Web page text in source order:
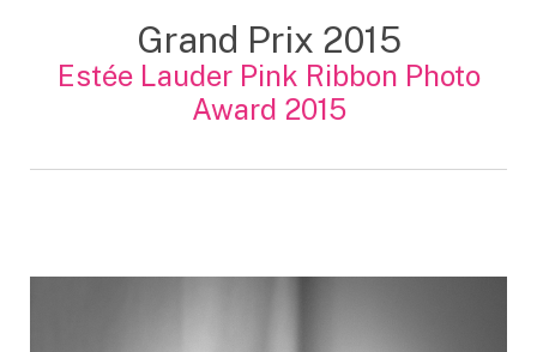
Grand Prix 2015
Estée Lauder Pink Ribbon Photo
Award 2015